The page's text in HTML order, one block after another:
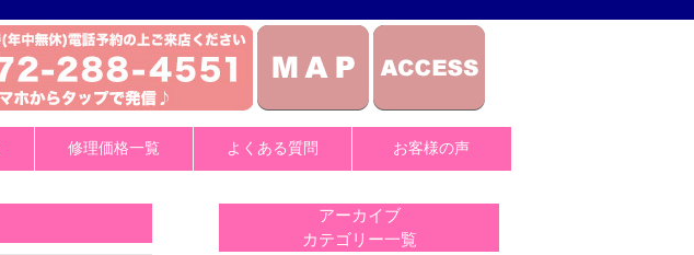
修理価格一覧 よくある質問 お客様の声
アーカイブ
カテゴリー一覧